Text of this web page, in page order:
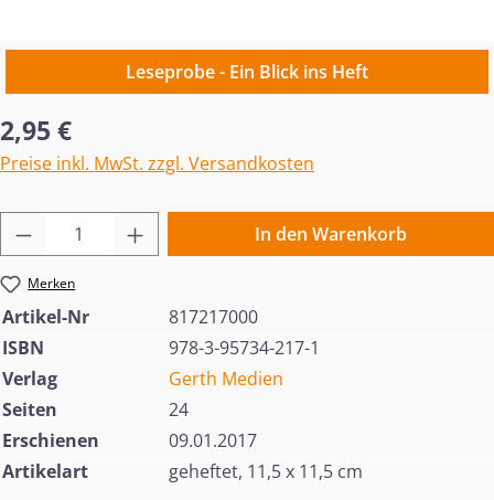
Leseprobe - Ein Blick ins Heft
Regulärer Preis:
2,95 €
Preise inkl. MwSt. zzgl. Versandkosten
Produkt Anzahl: Gib den gewünschten
In den Warenkorb
Merken
Artikel-Nr
817217000
ISBN
978-3-95734-217-1
Verlag
Gerth Medien
Seiten
24
Erschienen
09.01.2017
Artikelart
geheftet, 11,5 x 11,5 cm